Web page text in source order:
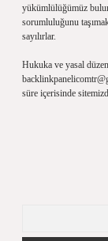
yükümlülüğümüz
sorumluluğunu
sayılırlar.
Hukuka ve yasal
süre içerisinde